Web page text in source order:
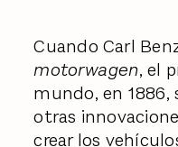
Cuando Carl
motorwagen, el
mundo, en 1886,
otras
crear los